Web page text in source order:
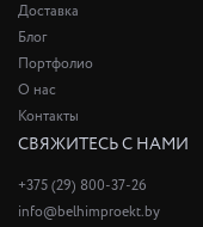
Доставка
Блог
Портфолио
О нас
Контакты
СВЯЖИТЕСЬ С НАМИ
+375 (29) 800-37-26
info@belhimproekt.by